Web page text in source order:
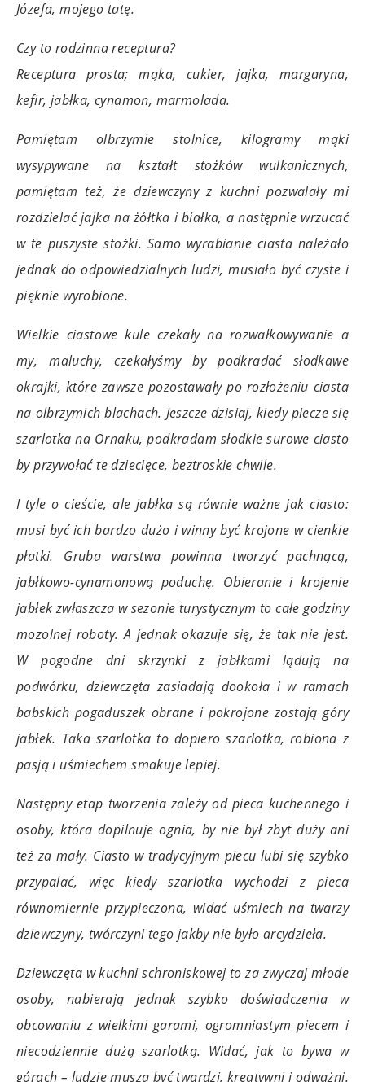
Józefa, mojego tatę.
Czy to rodzinna receptura?
Receptura prosta; mąka, cukier, jajka, margaryna,
kefir, jabłka, cynamon, marmolada.
Pamiętam olbrzymie stolnice, kilogramy mąki
wysypywane na kształt stożków wulkanicznych,
pamiętam też, że dziewczyny z kuchni pozwalały mi
rozdzielać jajka na żółtka i białka, a następnie wrzucać
w te puszyste stożki. Samo wyrabianie ciasta należało
jednak do odpowiedzialnych ludzi, musiało być czyste i
pięknie wyrobione.
Wielkie ciastowe kule czekały na rozwałkowywanie a
my, maluchy, czekałyśmy by podkradać słodkawe
okrajki, które zawsze pozostawały po rozłożeniu ciasta
na olbrzymich blachach. Jeszcze dzisiaj, kiedy piecze się
szarlotka na Ornaku, podkradam słodkie surowe ciasto
by przywołać te dziecięce, beztroskie chwile.
I tyle o cieście, ale jabłka są równie ważne jak ciasto:
musi być ich bardzo dużo i winny być krojone w cienkie
płatki. Gruba warstwa powinna tworzyć pachnącą,
jabłkowo-cynamonową poduchę. Obieranie i krojenie
jabłek zwłaszcza w sezonie turystycznym to całe godziny
mozolnej roboty. A jednak okazuje się, że tak nie jest.
W pogodne dni skrzynki z jabłkami lądują na
podwórku, dziewczęta zasiadają dookoła i w ramach
babskich pogaduszek obrane i pokrojone zostają góry
jabłek. Taka szarlotka to dopiero szarlotka, robiona z
pasją i uśmiechem smakuje lepiej.
Następny etap tworzenia zależy od pieca kuchennego i
osoby, która dopilnuje ognia, by nie był zbyt duży ani
też za mały. Ciasto w tradycyjnym piecu lubi się szybko
przypalać, więc kiedy szarlotka wychodzi z pieca
równomiernie przypieczona, widać uśmiech na twarzy
dziewczyny, twórczyni tego jakby nie było arcydzieła.
Dziewczęta w kuchni schroniskowej to za zwyczaj młode
osoby, nabierają jednak szybko doświadczenia w
obcowaniu z wielkimi garami, ogromniastym piecem i
niecodziennie dużą szarlotką. Widać, jak to bywa w
górach – ludzie muszą być twardzi, kreatywni i odważni.